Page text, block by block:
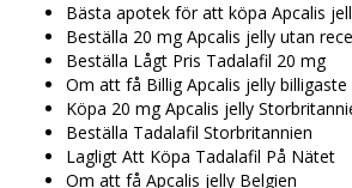
Bästa apotek för att köpa Apcalis
Beställa 20 mg Apcalis jelly utan
Beställa Lågt Pris Tadalafil 20 mg
Om att få Billig Apcalis jelly billigaste
Köpa 20 mg Apcalis jelly
Beställa Tadalafil Storbritannien
Lagligt Att Köpa Tadalafil På Nätet
Om att få Apcalis jelly Belgien